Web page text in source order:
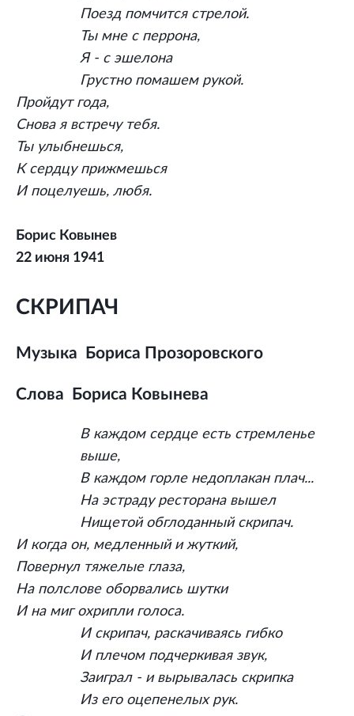
Поезд помчится стрелой.
Ты мне с перрона,
Я - с эшелона
Грустно помашем рукой.
Пройдут года,
Снова я встречу тебя.
Ты улыбнешься,
К сердцу прижмешься
И поцелуешь, любя.
Борис Ковынев
22 июня 1941
СКРИПАЧ
Музыка Бориса Прозоровского
Слова Бориса Ковынева
В каждом сердце есть стремленье
выше,
В каждом горле недоплакан плач...
На эстраду ресторана вышел
Нищетой обглоданный скрипач.
И когда он, медленный и жуткий,
Повернул тяжелые глаза,
На полслове оборвались шутки
И на миг охрипли голоса.
И скрипач, раскачиваясь гибко
И плечом подчеркивая звук,
Заиграл - и вырывалась скрипка
Из его оцепенелых рук.